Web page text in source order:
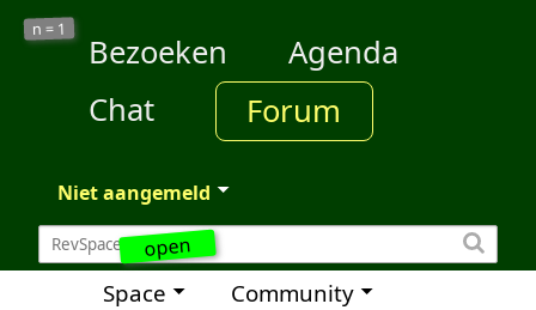
open
n = 1
Bezoeken
Agenda
Chat
Forum
Niet aangemeld
Space Community